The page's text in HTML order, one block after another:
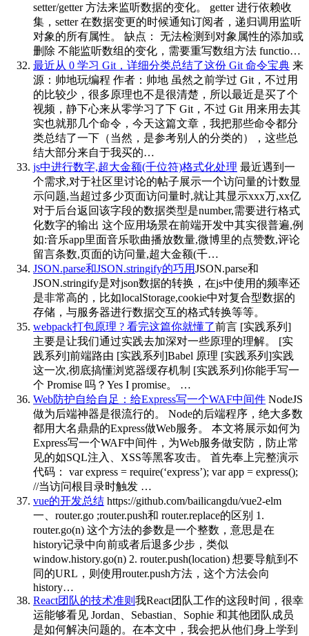
setter/getter 方法来监听数据的变化。 getter 进行依赖收
集，setter 在数据变更的时候通知订阅者，递归调用监听
对象的所有属性。 缺点： 无法检测到对象属性的添加或
删除 不能监听数组的变化，需要重写数组方法 functio…
最近从 0 学习 Git，详细分类总结了这份 Git 命令宝典 来
源：帅地玩编程 作者：帅地 虽然之前学过 Git，不过用
的比较少，很多原理也不是很清楚，所以最近是买了个
视频，静下心来从零学习了下 Git，不过 Git 用来用去其
实也就那几个命令，今天这篇文章，我把那些命令都分
类总结了一下（当然，是参考别人的分类的），这些总
结大部分来自于我买的…
js中进行数字,超大金额(千位符)格式化处理 最近遇到一
个需求,对于社区里讨论的帖子展示一个访问量的计数显
示问题,当超过多少页面访问量时,就让其显示xxx万,xx亿
对于后台返回该字段的数据类型是number,需要进行格式
化数字的输出 这个应用场景在前端开发中其实很普遍,例
如:音乐app里面音乐歌曲播放数量,微博里的点赞数,评论
留言条数,页面的访问量,超大金额(千…
JSON.parse和JSON.stringify的巧用JSON.parse和
JSON.stringify是对json数据的转换，在js中使用的频率还
是非常高的，比如localStorage,cookie中对复合型数据的
存储，与服务器进行数据交互的格式转换等等。
webpack打包原理 ? 看完这篇你就懂了前言 [实践系列]
主要是让我们通过实践去加深对一些原理的理解。 [实
践系列]前端路由 [实践系列]Babel 原理 [实践系列]实践
这一次,彻底搞懂浏览器缓存机制 [实践系列]你能手写一
个 Promise 吗？Yes I promise。 …
Web防护自给自足：给Express写一个WAF中间件 NodeJS
做为后端神器是很流行的。 Node的后端程序，绝大多数
都用大名鼎鼎的Express做Web服务。 本文将展示如何为
Express写一个WAF中间件，为Web服务做安防，防止常
见的如SQL注入、XSS等黑客攻击。 首先奉上完整演示
代码： var express = require(‘express’); var app = express();
//当访问根目录时触发 …
vue的开发总结 https://github.com/bailicangdu/vue2-elm
一、router.go ;router.push和 router.replace的区别 1.
router.go(n) 这个方法的参数是一个整数，意思是在
history记录中向前或者后退多少步，类似
window.history.go(n) 2. router.push(location) 想要导航到不
同的URL，则使用router.push方法，这个方法会向
history…
React团队的技术准则 我React团队工作的这段时间，很幸
运能够看见 Jordan、Sebastian、Sophie 和其他团队成员
是如何解决问题的。在本文中，我会把从他们身上学到